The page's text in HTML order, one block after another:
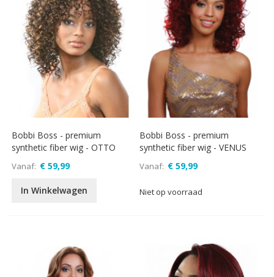
Bobbi Boss - premium
synthetic fiber wig - OTTO
Vanaf € 59,99
In Winkelwagen
Bobbi Boss - premium
synthetic fiber wig - VENUS
Vanaf € 59,99
Niet op voorraad